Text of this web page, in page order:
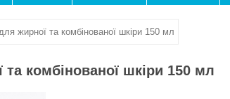
жирної та комбінованої шкіри 150 мл
та комбінованої шкіри 150 мл